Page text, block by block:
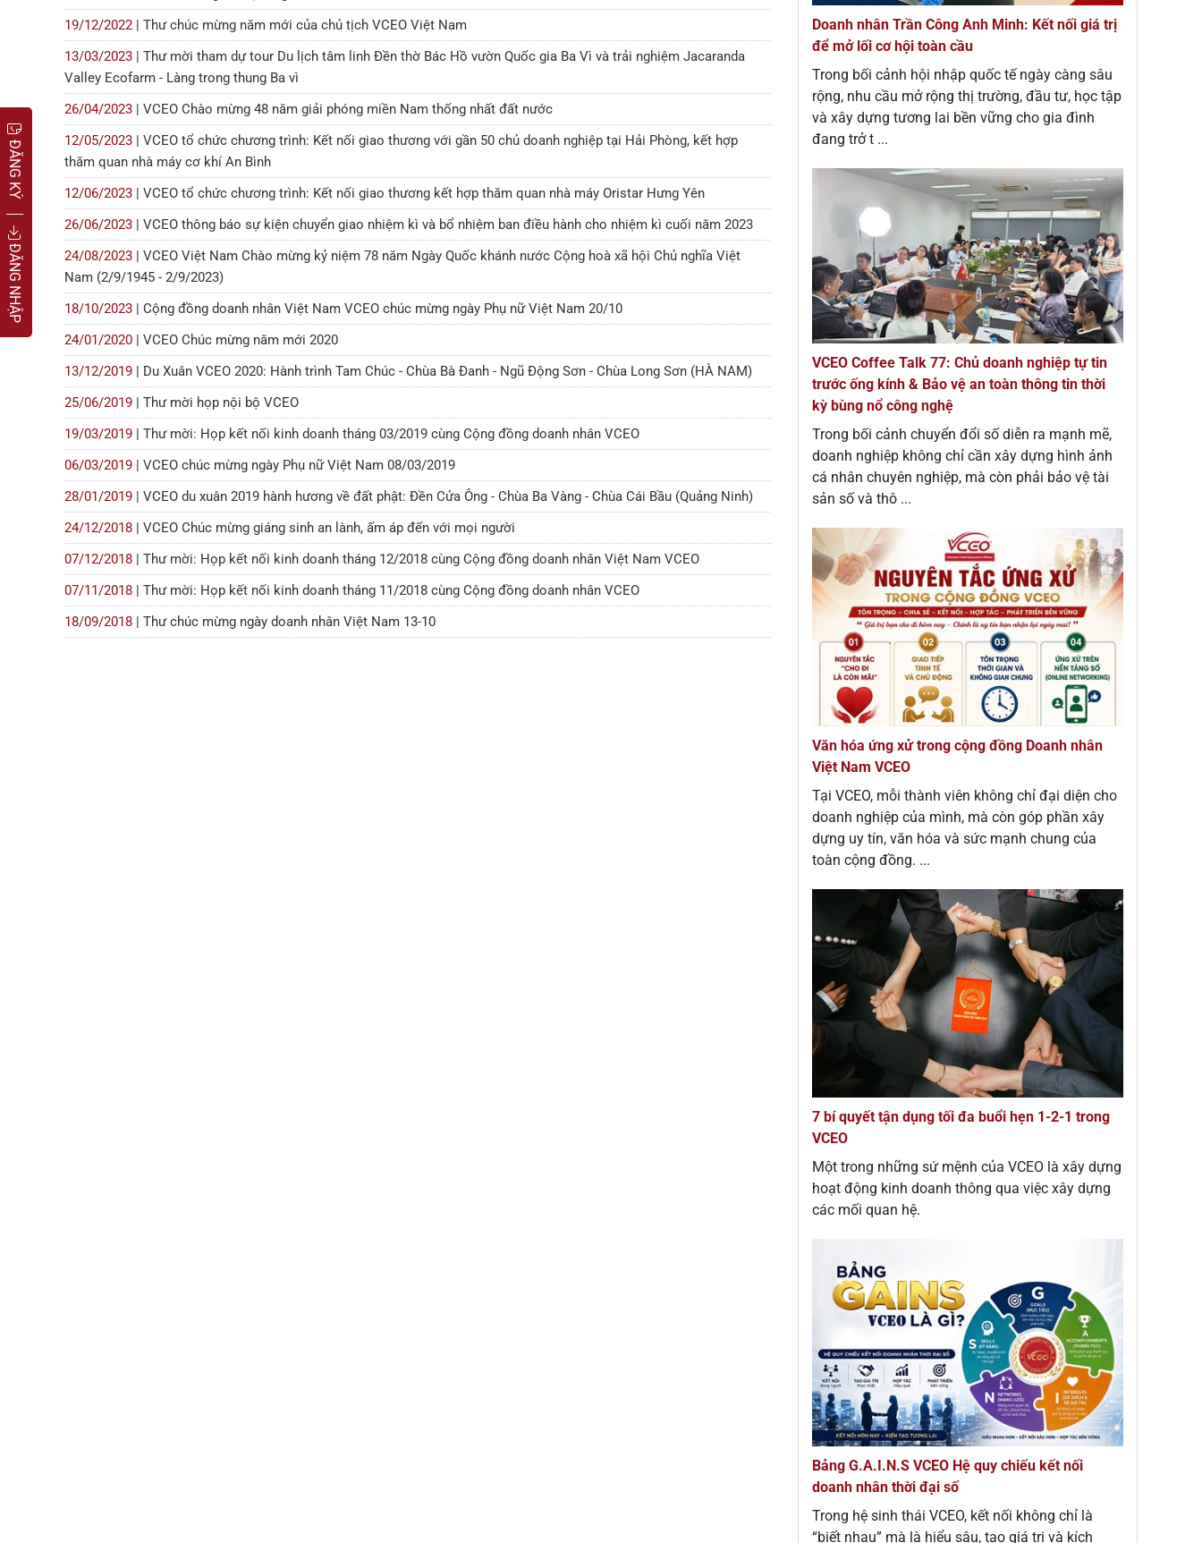
19/12/2022 | Thư chúc mừng năm mới của chủ tịch VCEO Việt Nam
13/03/2023 | Thư mời tham dự tour Du lịch tâm linh Đền thờ Bác Hồ vườn Quốc gia Ba Vì và trải nghiệm Jacaranda
Valley Ecofarm - Làng trong thung Ba vì
26/04/2023 | VCEO Chào mừng 48 năm giải phóng miền Nam thống nhất đất nước
12/05/2023 | VCEO tổ chức chương trình: Kết nối giao thương với gần 50 chủ doanh nghiệp tại Hải Phòng, kết hợp
thăm quan nhà máy cơ khí An Bình
12/06/2023 | VCEO tổ chức chương trình: Kết nối giao thương kết hợp thăm quan nhà máy Oristar Hưng Yên
26/06/2023 | VCEO thông báo sự kiện chuyển giao nhiệm kì và bổ nhiệm ban điều hành cho nhiệm kì cuối năm 2023
24/08/2023 | VCEO Việt Nam Chào mừng kỷ niệm 78 năm Ngày Quốc khánh nước Cộng hoà xã hội Chủ nghĩa Việt
Nam (2/9/1945 - 2/9/2023)
18/10/2023 | Cộng đồng doanh nhân Việt Nam VCEO chúc mừng ngày Phụ nữ Việt Nam 20/10
24/01/2020 | VCEO Chúc mừng năm mới 2020
13/12/2019 | Du Xuân VCEO 2020: Hành trình Tam Chúc - Chùa Bà Đanh - Ngũ Động Sơn - Chùa Long Sơn (HÀ NAM)
25/06/2019 | Thư mời họp nội bộ VCEO
19/03/2019 | Thư mời: Họp kết nối kinh doanh tháng 03/2019 cùng Cộng đồng doanh nhân VCEO
06/03/2019 | VCEO chúc mừng ngày Phụ nữ Việt Nam 08/03/2019
28/01/2019 | VCEO du xuân 2019 hành hương về đất phật: Đền Cửa Ông - Chùa Ba Vàng - Chùa Cái Bầu (Quảng Ninh)
24/12/2018 | VCEO Chúc mừng giáng sinh an lành, ấm áp đến với mọi người
07/12/2018 | Thư mời: Họp kết nối kinh doanh tháng 12/2018 cùng Cộng đồng doanh nhân Việt Nam VCEO
07/11/2018 | Thư mời: Họp kết nối kinh doanh tháng 11/2018 cùng Cộng đồng doanh nhân VCEO
18/09/2018 | Thư chúc mừng ngày doanh nhân Việt Nam 13-10
Doanh nhân Trần Công Anh Minh: Kết nối giá trị
để mở lối cơ hội toàn cầu
Trong bối cảnh hội nhập quốc tế ngày càng sâu
rộng, nhu cầu mở rộng thị trường, đầu tư, học tập
và xây dựng tương lai bền vững cho gia đình
đang trở t ...
VCEO Coffee Talk 77: Chủ doanh nghiệp tự tin
trước ống kính & Bảo vệ an toàn thông tin thời
kỳ bùng nổ công nghệ
Trong bối cảnh chuyển đổi số diễn ra mạnh mẽ,
doanh nghiệp không chỉ cần xây dựng hình ảnh
cá nhân chuyên nghiệp, mà còn phải bảo vệ tài
sản số và thô ...
Văn hóa ứng xử trong cộng đồng Doanh nhân
Việt Nam VCEO
Tại VCEO, mỗi thành viên không chỉ đại diện cho
doanh nghiệp của mình, mà còn góp phần xây
dựng uy tín, văn hóa và sức mạnh chung của
toàn cộng đồng. ...
7 bí quyết tận dụng tối đa buổi hẹn 1-2-1 trong
VCEO
Một trong những sứ mệnh của VCEO là xây dựng
hoạt động kinh doanh thông qua việc xây dựng
các mối quan hệ.
Bảng G.A.I.N.S VCEO Hệ quy chiếu kết nối
doanh nhân thời đại số
Trong hệ sinh thái VCEO, kết nối không chỉ là
“biết nhau” mà là hiểu sâu, tạo giá trị và kích
ĐĂNG KÝ
ĐĂNG NHẬP